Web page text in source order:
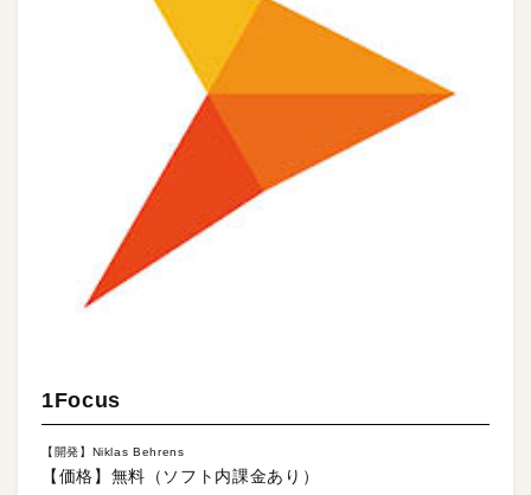
1Focus
【開発】Niklas Behrens
【価格】無料（ソフト内課金あり）